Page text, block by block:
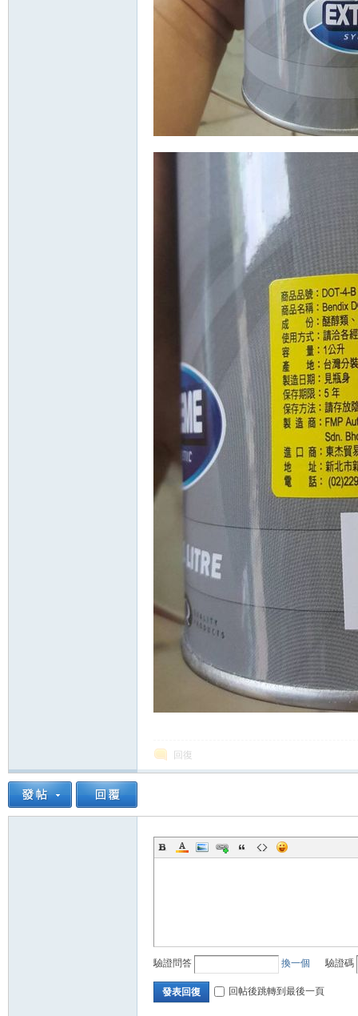
回復
驗證問答 換一個 驗證碼
發表回復 回帖後跳轉到最後一頁